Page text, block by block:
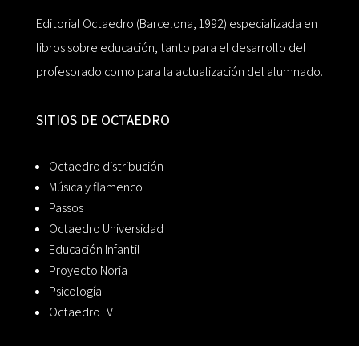
Editorial Octaedro (Barcelona, 1992) especializada en
libros sobre educación, tanto para el desarrollo del
profesorado como para la actualización del alumnado.
SITIOS DE OCTAEDRO
Octaedro distribución
Música y flamenco
Passos
Octaedro Universidad
Educación Infantil
Proyecto Noria
Psicología
OctaedroTV